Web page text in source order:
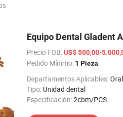
Equipo Dental Gladent
Precio FOB:US$ 500,00-
Pedido Mínimo: 1 Pieza
Departamentos Aplicables:Oral
Tipo: Unidad dental
Especificación:2cbm/PCS